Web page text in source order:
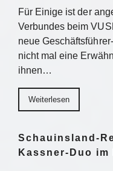
Für Einige ist der
Verbundes beim
neue
nicht mal eine
ihnen…
Weiterlesen
Schauinsland-
Kassner-Duo im